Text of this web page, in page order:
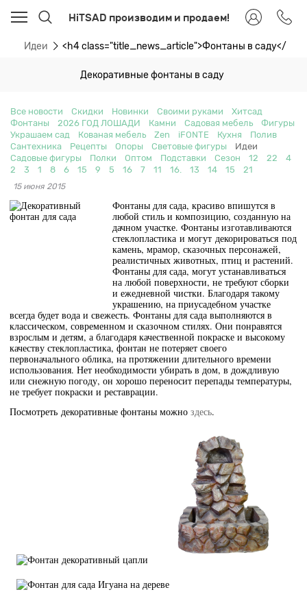
HiTSAD производим и продаем!
Идеи <h4 class="title_news_article">Фонтаны в саду</h4>
Декоративные фонтаны в саду
Все новости Скидки Новинки Своими руками
Хитсад
Фонтаны
2026 ГОД ЛОШАДИ Камни Садовая мебель
Фигуры
Украшаем сад
Кованая мебель Zen iFONTE Кухня
Полив
Сантехника
Рецепты Опоры Световые фигуры
Идеи
Садовые фигуры
Полки Оптом Подставки Сезон 12 22
4
2
3 1 8 6 15 9 5 16 7 11 16. 13 14 15 21
15 июня 2015
Фонтаны для сада, красиво впишутся в
любой стиль и композицию, созданную на
дачном участке. Фонтаны изготавливаются
стеклопластика и могут декорироваться под
камень, мрамор, сказочных персонажей,
реалистичных животных, птиц и растений.
Фонтаны для сада, могут устанавливаться
на любой поверхности, не требуют сборки
и ежедневной чистки. Благодаря такому
украшению, на приусадебном участке
всегда будет вода и свежесть. Фонтаны для сада выполняются в
классическом, современном и сказочном стилях. Они понравятся
взрослым и детям, а благодаря качественной покраске и высокому
качеству стеклопластика, фонтан не потеряет своего
первоначального облика, на протяжении длительного времени
использования. Нет необходимости убирать в дом, в дождливую
или снежную погоду, он хорошо переносит перепады температуры,
не требует покраски и реставрации.
Посмотреть декоративные фонтаны можноздесь.